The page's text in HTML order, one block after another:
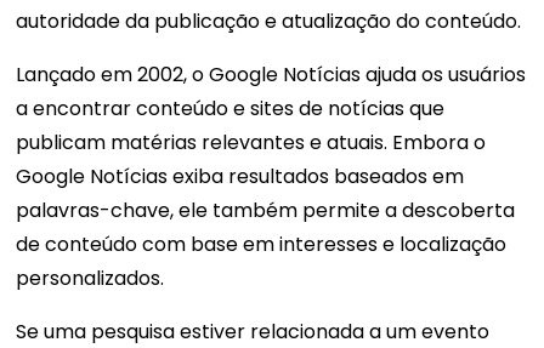
autoridade da publicação e atualização do conteúdo.
Lançado em 2002, o Google Notícias ajuda os usuários
a encontrar conteúdo e sites de notícias que
publicam matérias relevantes e atuais. Embora o
Google Notícias exiba resultados baseados em
palavras-chave, ele também permite a descoberta
de conteúdo com base em interesses e localização
personalizados.
Se uma pesquisa estiver relacionada a um evento